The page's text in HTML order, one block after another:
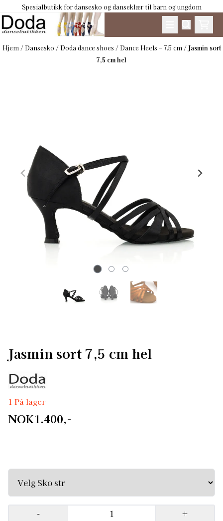
Hopp til innhold
Spesialbutikk for dansesko og danseklær til barn og ungdom
Hjem /Dansesko /Doda dance shoes /Dance Heels – 7.5 cm /Jasmin sort
7,5 cm hel
Jasmin sort 7,5 cm hel
1 På lager
NOK1.400,-
til pointing. Meget fleksibel såle. Husk bruk av stålbørste
- +